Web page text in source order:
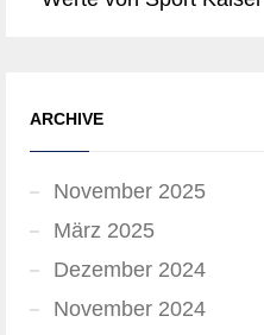
ARCHIVE
November 2025
März 2025
Dezember 2024
November 2024